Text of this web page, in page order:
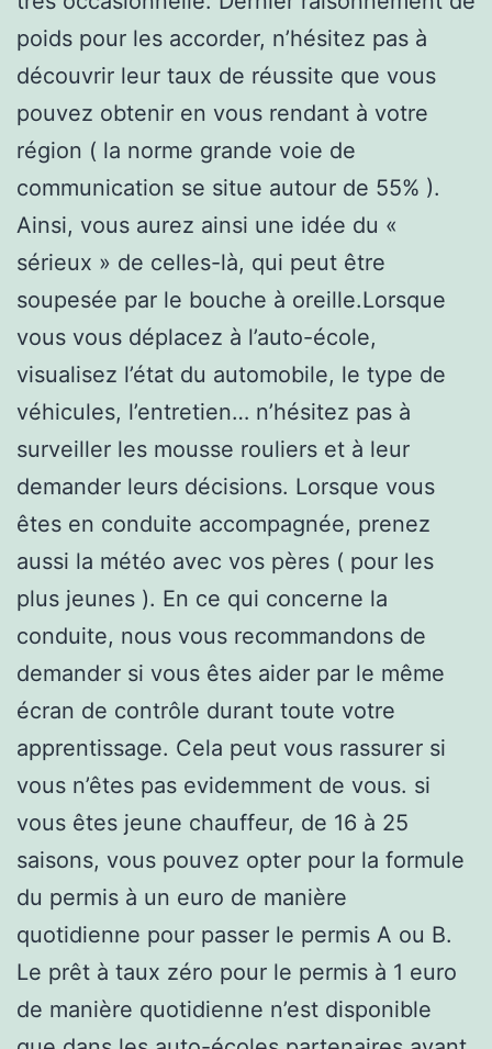
poids pour les accorder, n’hésitez pas à
découvrir leur taux de réussite que vous
pouvez obtenir en vous rendant à votre
région ( la norme grande voie de
communication se situe autour de 55% ).
Ainsi, vous aurez ainsi une idée du «
sérieux » de celles-là, qui peut être
soupesée par le bouche à oreille.Lorsque
vous vous déplacez à l’auto-école,
visualisez l’état du automobile, le type de
véhicules, l’entretien… n’hésitez pas à
surveiller les mousse rouliers et à leur
demander leurs décisions. Lorsque vous
êtes en conduite accompagnée, prenez
aussi la météo avec vos pères ( pour les
plus jeunes ). En ce qui concerne la
conduite, nous vous recommandons de
demander si vous êtes aider par le même
écran de contrôle durant toute votre
apprentissage. Cela peut vous rassurer si
vous n’êtes pas evidemment de vous. si
vous êtes jeune chauffeur, de 16 à 25
saisons, vous pouvez opter pour la formule
du permis à un euro de manière
quotidienne pour passer le permis A ou B.
Le prêt à taux zéro pour le permis à 1 euro
de manière quotidienne n’est disponible